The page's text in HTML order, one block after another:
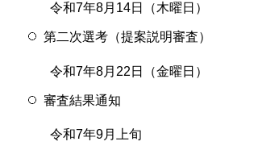
令和7年8月14日（木曜日）
第二次選考（提案説明審査）
令和7年8月22日（金曜日）
審査結果通知
令和7年9月上旬